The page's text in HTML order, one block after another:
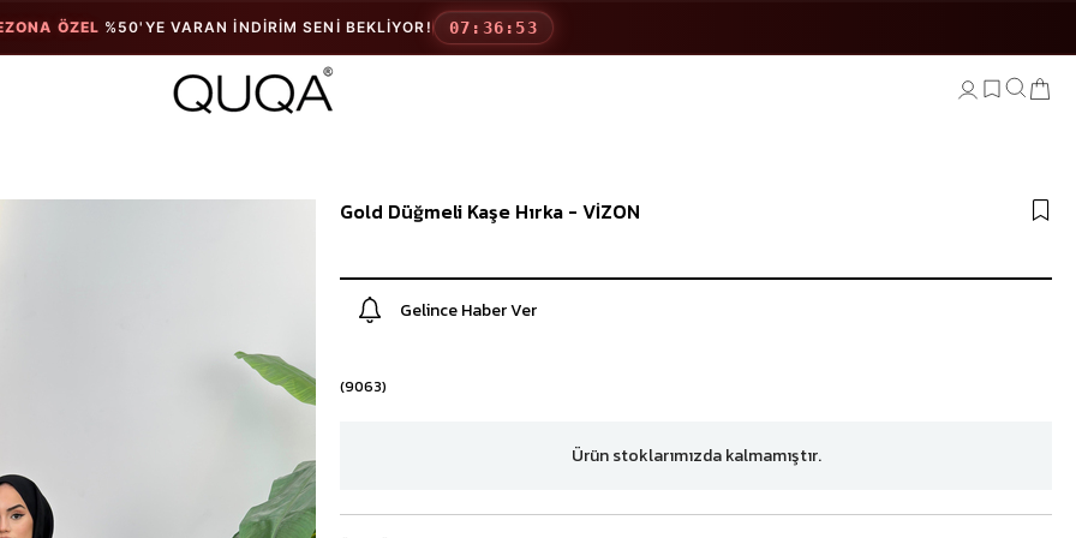
ÖZEL %50'YE VARAN İNDIRIM SENI BEKLIYOR! 07:36:52
Gömlek
Spor Takımlar
Gold Düğmeli Kaşe Hırka - VİZON
Gelince Haber Ver
(9063)
Ürün stoklarımızda kalmamıştır.